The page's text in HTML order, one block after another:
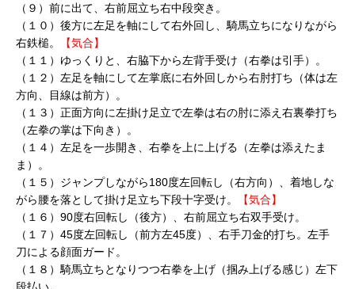
（９）前に出て、右前屈立ち右中段突き。
（１０）後方に左足を軸にして右外回し、騎馬立ちになりながら
右鉄槌。
【気合】
（１１）ゆっくりと、右脇下から左背手受け（右拳は引手）。
（１２）左足を軸にして左掌底に右外回しから右肘打ち（体は左
方向、目線は前方）。
（１３）正面方向に左掛け足立で左拳は右の肘に添え右裏拳打ち
（左拳の掌は下向き）。
（１４）左足を一歩開き、右拳を上に上げる（左拳は添えたま
ま）。
（１５）ジャンプしながら180度左回転し（右方向）、着地しな
がら腰を落として掛け足立ち下段十字受け。
【気合】
（１６）90度右回転し（後方）、右前屈立ち右双手受け。
（１７）45度左回転し（前方左45度）、右手刀金的打ち。左手
刀による顔面ガード。
（１８）騎馬立ちとなりつつ右拳を上げ（掴み上げる感じ）左下
段払い。